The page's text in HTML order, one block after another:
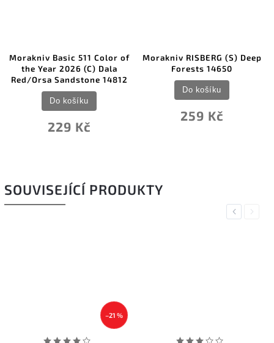
Morakniv Basic 511 Color of
the Year 2026 (C) Dala
Red/Orsa Sandstone 14812
229 Kč
Do košíku
Morakniv RISBERG (S) Deep
Forests 14650
259 Kč
Do košíku
SOUVISEJÍCÍ PRODUKTY
Previous
–21 %
Next